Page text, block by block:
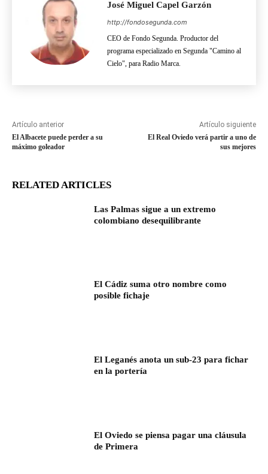
José Miguel Capel Garzón
http://fondosegunda.com
CEO de Fondo Segunda. Productor del
programa especializado en Segunda "Camino al
Cielo", para Radio Marca.
Artículo anterior
El Albacete puede perder a su
máximo goleador
Artículo siguiente
El Real Oviedo verá partir a uno de
sus mejores
RELATED ARTICLES
Las Palmas sigue a un extremo
colombiano desequilibrante
El Cádiz suma otro nombre como
posible fichaje
El Leganés anota un sub-23 para fichar
en la portería
El Oviedo se piensa pagar una cláusula
de Primera